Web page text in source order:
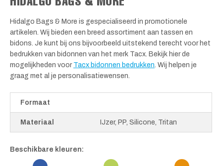
Hidalgo Bags & More is gespecialiseerd in promotionele
artikelen. Wij bieden een breed assortiment aan tassen en
bidons. Je kunt bij ons bijvoorbeeld uitstekend terecht voor het
bedrukken van bidonnen van het merk Tacx. Bekijk hier de
mogelijkheden voor Tacx bidonnen bedrukken . Wij helpen je
graag met al je personalisatiewensen.
Formaat
Materiaal IJzer, PP, Silicone, Tritan
Beschikbare kleuren: